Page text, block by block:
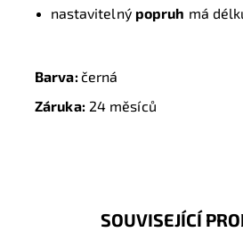
nastavitelný popruh má
Barva:černá
Záruka:24 měsíců
SOUVISEJÍCÍ